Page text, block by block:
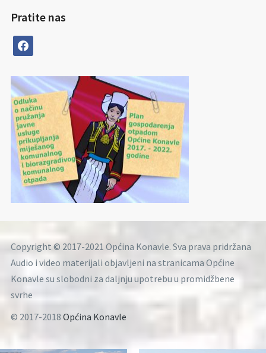
Pratite nas
facebook
Copyright © 2017-2021 Općina Konavle. Sva prava pridržana
Audio i video materijali objavljeni na stranicama Općine
Konavle su slobodni za daljnju upotrebu u promidžbene
svrhe
© 2017-2018 Općina Konavle